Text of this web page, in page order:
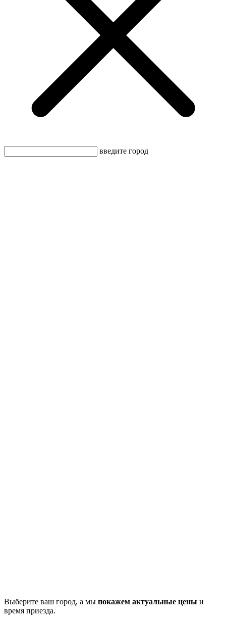
введите город
Выберите ваш город, а мы покажем актуальные цены и
время приезда.